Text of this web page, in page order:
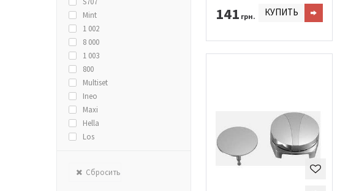
Mint
1 002
8 000
1 003
800
Multiset
Ineo
Maxi
Hella
Los
Сбросить
141 грн. КУПИТЬ